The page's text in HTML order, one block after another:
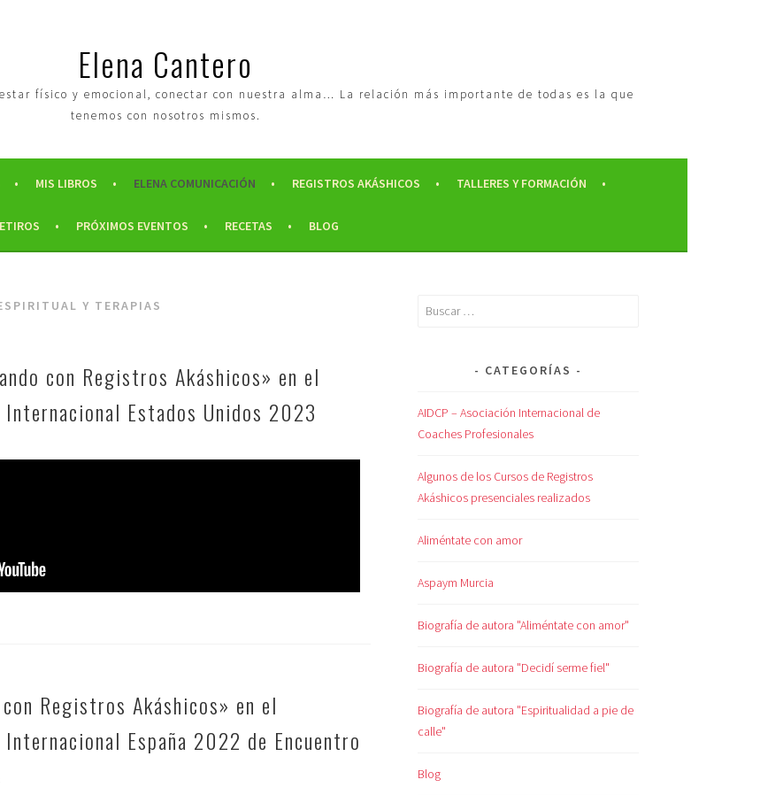
Elena Cantero
físico y emocional, conectar con nuestra alma… La relación más importante de todas es la que
tenemos con nosotros mismos.
MIS LIBROS ELENA COMUNICACIÓN REGISTROS AKÁSHICOS TALLERES Y FORMACIÓN
PRÓXIMOS EVENTOS RECETAS BLOG
Y TERAPIAS
con Registros Akáshicos» en el
Estados Unidos 2023
Registros Akáshicos» en el
España 2022 de Encuentro
CATEGORÍAS
AIDCP – Asociación Internacional de
Coaches Profesionales
Algunos de los Cursos de Registros
Akáshicos presenciales realizados
Aliméntate con amor
Aspaym Murcia
Biografía de autora "Aliméntate con amor"
Biografía de autora "Decidí serme fiel"
Biografía de autora "Espiritualidad a pie de
calle"
Blog